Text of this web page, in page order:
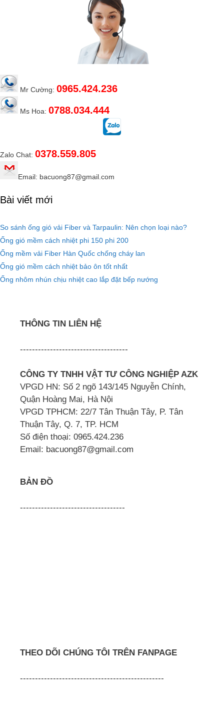
Mr Cường: 0965.424.236
Ms Hoa: 0788.034.444
Zalo Chat: 0378.559.805
Email: bacuong87@gmail.com
Bài viết mới
So sánh ống gió vải Fiber và Tarpaulin: Nên chọn loại nào?
Ống gió mềm cách nhiệt phi 150 phi 200
Ống mềm vải Fiber Hàn Quốc chống cháy lan
Ống gió mềm cách nhiệt bảo ôn tốt nhất
Ống nhôm nhún chịu nhiệt cao lắp đặt bếp nướng
THÔNG TIN LIÊN HỆ
------------------------------------
CÔNG TY TNHH VẬT TƯ CÔNG NGHIỆP AZK
VPGD HN: Số 2 ngõ 143/145 Nguyễn Chính,
Quận Hoàng Mai, Hà Nội
VPGD TPHCM: 22/7 Tân Thuận Tây, P. Tân
Thuận Tây, Q. 7, TP. HCM
Số điện thoại: 0965.424.236
Email: bacuong87@gmail.com
BẢN ĐỒ
-----------------------------------
THEO DÕI CHÚNG TÔI TRÊN FANPAGE
------------------------------------------------